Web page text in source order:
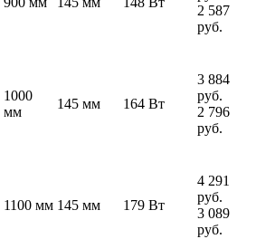
2 587
руб.
1000
мм
145 мм 164 Вт
3 884
руб.
2 796
руб.
1100 мм 145 мм 179 Вт
4 291
руб.
3 089
руб.